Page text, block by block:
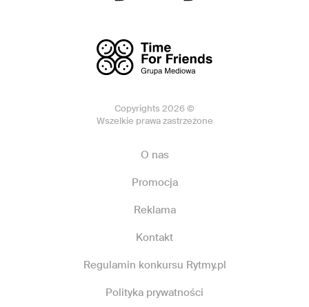
Copyrights 2026 ©
Wszelkie prawa zastrzeżone
O nas
Promocja
Reklama
Kontakt
Regulamin konkursu Rytmy.pl
Polityka prywatności